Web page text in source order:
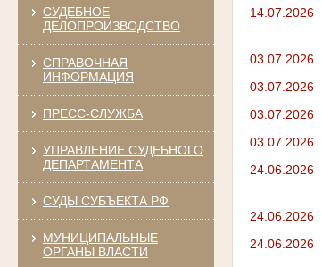
СУДЕБНОЕ
ДЕЛОПРОИЗВОДСТВО
СПРАВОЧНАЯ
ИНФОРМАЦИЯ
ПРЕСС-СЛУЖБА
УПРАВЛЕНИЕ СУДЕБНОГО
ДЕПАРТАМЕНТА
СУДЫ СУБЪЕКТА РФ
МУНИЦИПАЛЬНЫЕ
ОРГАНЫ ВЛАСТИ
14.07.2026
03.07.2026
03.07.2026
03.07.2026
03.07.2026
24.06.2026
24.06.2026
24.06.2026